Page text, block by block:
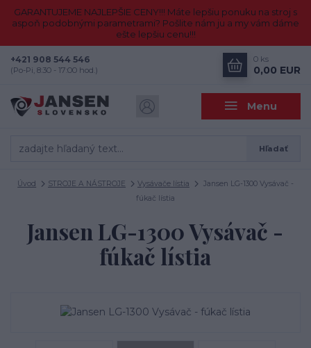
GARANTUJEME NAJLEPŠIE CENY!!! Máte lepšiu ponuku na stroj s
aspoň podobnými parametrami? Pošlite nám ju a my vám dáme
ešte lepšiu cenu!!!
Menu
Hľadať
+421 908 544 546
(Po-Pi, 8:30 - 17:00 hod.)
0 ks
0,00 EUR
Úvod STROJE A NÁSTROJE Vysávače lístia
Jansen LG-1300 Vysávač -
fúkač lístia
Jansen LG-1300 Vysávač -
fúkač lístia